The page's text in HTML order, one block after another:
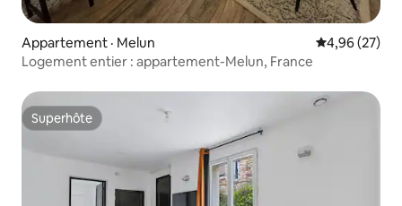
Appartement · Melun Note
4,96 (27)
Logement entier : appartement-Melun, France
Superhôte
Superhôte